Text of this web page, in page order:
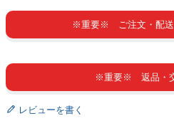
※重要※ ご注文・配送
※重要※ 返品・
レビューを書く